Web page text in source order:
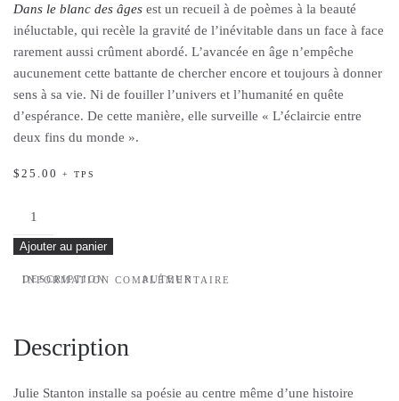
Dans le blanc des âges est un recueil à de poèmes à la beauté
inéluctable, qui recèle la gravité de l’inévitable dans un face à face
rarement aussi crûment abordé. L’avancée en âge n’empêche
aucunement cette battante de chercher encore et toujours à donner
sens à sa vie. Ni de fouiller l’univers et l’humanité en quête
d’espérance. De cette manière, elle surveille « L’éclaircie entre
deux fins du monde ».
$ 25.00 + TPS
quantité
Dans
âges
Ajouter au panier
DESCRIPTION AUTEUR
INFORMATION COMPLÉMENTAIRE
Description
Julie Stanton installe sa poésie au centre même d’une histoire